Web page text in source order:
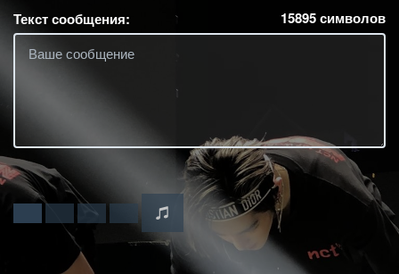
Текст сообщения: 15895символов